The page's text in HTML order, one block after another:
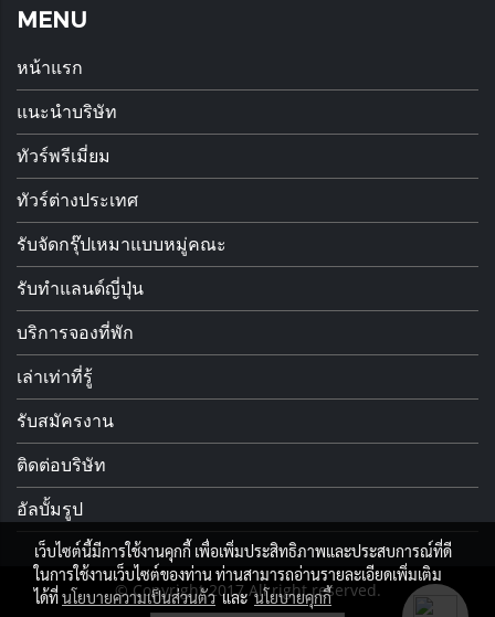
MENU
หน้าแรก
แนะนำบริษัท
ทัวร์พรีเมี่ยม
ทัวร์ต่างประเทศ
รับจัดกรุ๊ปเหมาแบบหมู่คณะ
รับทำแลนด์ญี่ปุ่น
บริการจองที่พัก
เล่าเท่าที่รู้
รับสมัครงาน
ติดต่อบริษัท
อัลบั้มรูป
© Copyright 2017 All right reserved.
เว็บไซต์นี้มีการใช้งานคุกกี้ เพื่อเพิ่มประสิทธิภาพและประสบการณ์ที่ดี
ในการใช้งานเว็บไซต์ของท่าน ท่านสามารถอ่านรายละเอียดเพิ่มเติม
ได้ที่นโยบายความเป็นส่วนตัวและนโยบายคุกกี้